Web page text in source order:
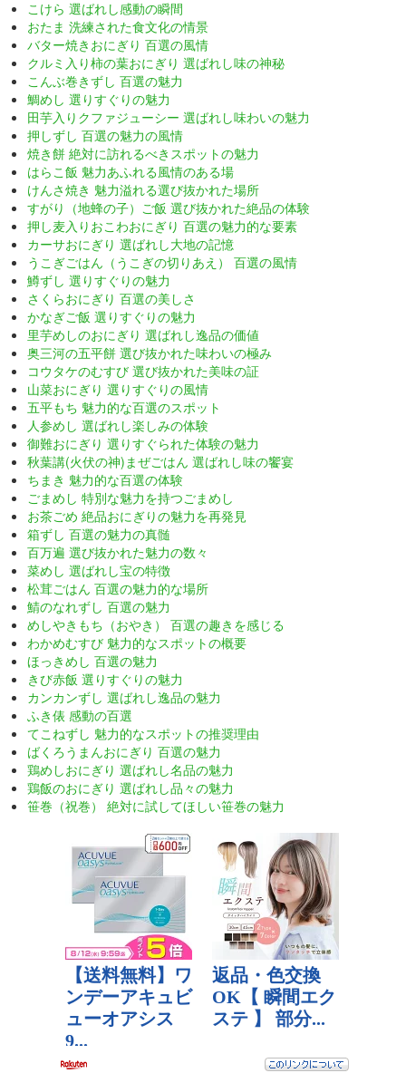
こけら 選ばれし感動の瞬間
おたま 洗練された食文化の情景
バター焼きおにぎり 百選の風情
クルミ入り柿の葉おにぎり 選ばれし味の神秘
こんぶ巻きずし 百選の魅力
鯛めし 選りすぐりの魅力
田芋入りクファジューシー 選ばれし味わいの魅力
押しずし 百選の魅力の風情
焼き餅 絶対に訪れるべきスポットの魅力
はらこ飯 魅力あふれる風情のある場
けんさ焼き 魅力溢れる選び抜かれた場所
すがり（地蜂の子）ご飯 選び抜かれた絶品の体験
押し麦入りおこわおにぎり 百選の魅力的な要素
カーサおにぎり 選ばれし大地の記憶
うこぎごはん（うこぎの切りあえ） 百選の風情
鱒ずし 選りすぐりの魅力
さくらおにぎり 百選の美しさ
かなぎご飯 選りすぐりの魅力
里芋めしのおにぎり 選ばれし逸品の価値
奥三河の五平餅 選び抜かれた味わいの極み
コウタケのむすび 選び抜かれた美味の証
山菜おにぎり 選りすぐりの風情
五平もち 魅力的な百選のスポット
人参めし 選ばれし楽しみの体験
御難おにぎり 選りすぐられた体験の魅力
秋葉講(火伏の神)まぜごはん 選ばれし味の饗宴
ちまき 魅力的な百選の体験
ごまめし 特別な魅力を持つごまめし
お茶ごめ 絶品おにぎりの魅力を再発見
箱ずし 百選の魅力の真髄
百万遍 選び抜かれた魅力の数々
菜めし 選ばれし宝の特徴
松茸ごはん 百選の魅力的な場所
鯖のなれずし 百選の魅力
めしやきもち（おやき） 百選の趣きを感じる
わかめむすび 魅力的なスポットの概要
ほっきめし 百選の魅力
きび赤飯 選りすぐりの魅力
カンカンずし 選ばれし逸品の魅力
ふき俵 感動の百選
てこねずし 魅力的なスポットの推奨理由
ばくろうまんおにぎり 百選の魅力
鶏めしおにぎり 選ばれし名品の魅力
鶏飯のおにぎり 選ばれし品々の魅力
笹巻（祝巻） 絶対に試してほしい笹巻の魅力